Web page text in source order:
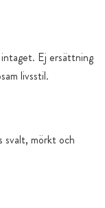
Ej ersättning
livsstil.
svalt, mörkt och